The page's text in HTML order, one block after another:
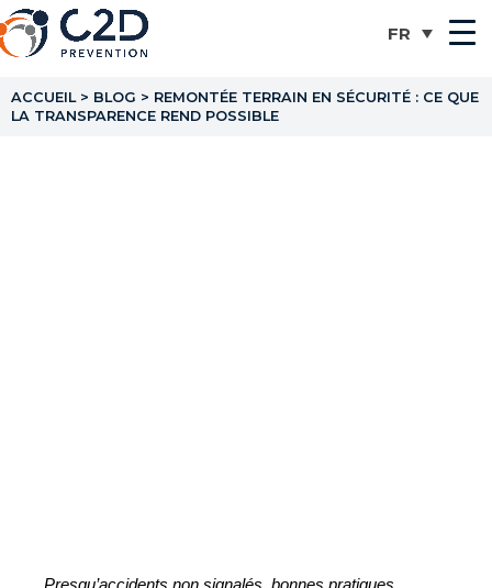
ACCUEIL> BLOG > REMONTÉE TERRAIN EN SÉCURITÉ : CE QUE
LA TRANSPARENCE REND POSSIBLE
Presqu’accidents non signalés, bonnes pratiques